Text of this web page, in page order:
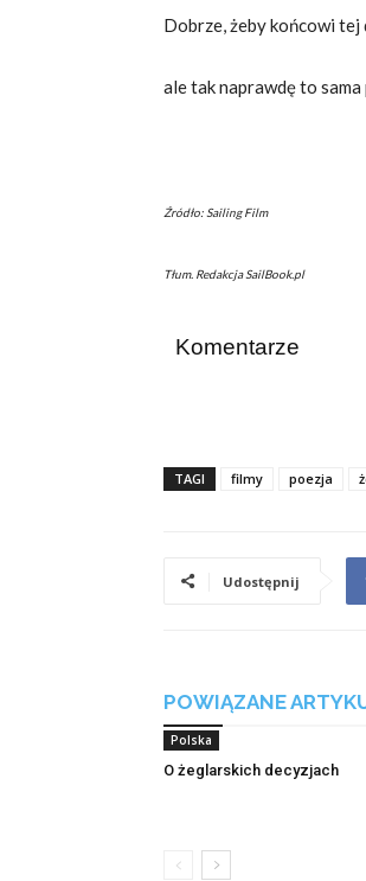
Dobrze, żeby końcowi tej
ale tak naprawdę to sama
Źródło: Sailing Film
Tłum. Redakcja SailBook.pl
Komentarze
TAGI filmy poezja
Udostępnij
POWIĄZANE
Polska
O żeglarskich decyzjach